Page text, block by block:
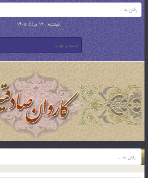
دوشنبه , 19 مرداد 1405